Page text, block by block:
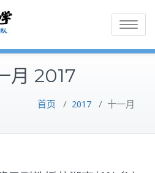
Toggle
月 2017
首页 / 2017 / 十一月